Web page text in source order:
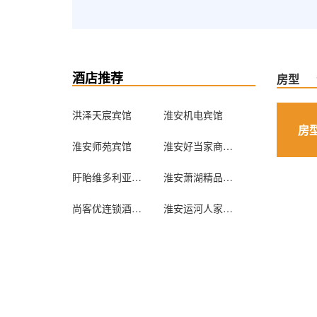
酒店推荐
洪泽天宸宾馆 淮安机电宾馆
淮安师苑宾馆 淮安好当家商务宾馆
盱眙维多利亚假日酒店 淮安萧湖精品酒店
尚客优连锁酒店(盱眙汽车站店) 淮安运河人家宾馆
房型
房